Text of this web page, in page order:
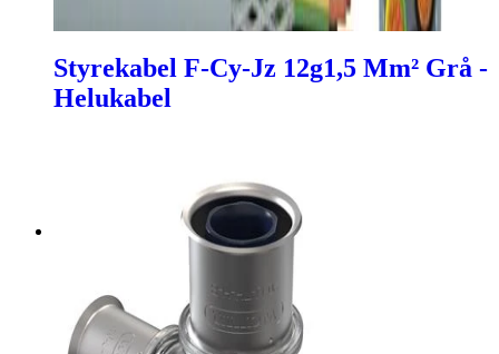
Styrekabel F-Cy-Jz 12g1,5 Mm² Grå -
Helukabel